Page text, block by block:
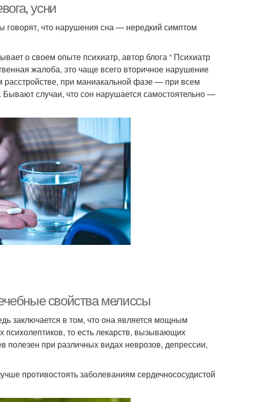
усни
что нарушения сна — нередкий симптом
о своем опыте психиатр, автор блога “ Психиатр
жалоба, это чаще всего вторичное нарушение
при маниакальной фазе — при всем
Бывают случаи, что сон нарушается самостоятельно —
свойства мелиссы
заключается в том, что она является мощным
то есть лекарств, вызывающих
при различных видах неврозов, депрессии,
противостоять заболеваниям сердечнососудистой